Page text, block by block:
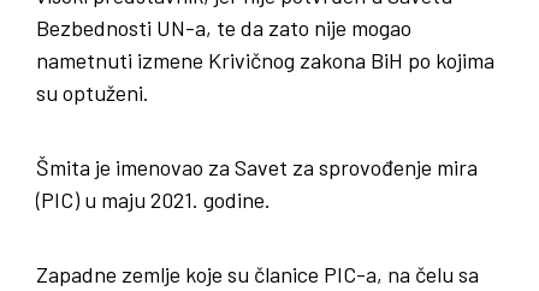
Bezbednosti UN-a, te da zato nije mogao
nametnuti izmene Krivičnog zakona BiH po kojima
su optuženi.
Šmita je imenovao za Savet za sprovođenje mira
(PIC) u maju 2021. godine.
Zapadne zemlje koje su članice PIC-a, na čelu sa